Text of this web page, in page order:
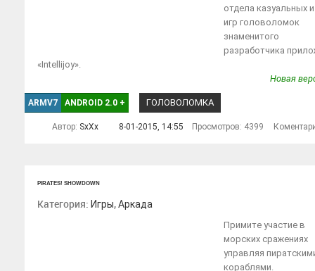
отдела казуальных
игр головоломок
знаменитого
разработчика
«Intellijoy».
Новая
ARMV7 ANDROID 2.0 + ГОЛОВОЛОМКА
Автор: SxXx 8-01-2015, 14:55 Просмотров: 4399
PIRATES! SHOWDOWN
Категория: Игры,Аркада
Примите участие в
морских сражениях
управляя
кораблями.